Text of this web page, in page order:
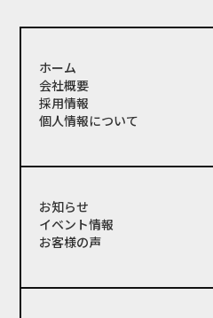
ホーム
会社概要
採用情報
個人情報について
お知らせ
イベント情報
お客様の声